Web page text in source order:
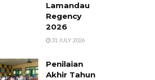
Lamandau
Regency
2026
31 JULY 2026
Penilaian
Akhir Tahun